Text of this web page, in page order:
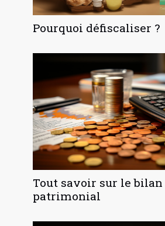
Pourquoi défiscaliser ?
Tout savoir sur le bilan
patrimonial